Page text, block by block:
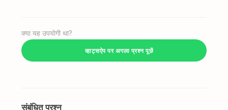
क्या यह उपयोगी था?
व्हाट्सऐप पर अगला प्रश्न पूछें
संबंधित प्रश्न